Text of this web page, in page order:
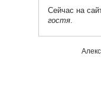
Сейчас на
гостя